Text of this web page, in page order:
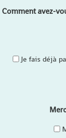
Je fais déjà